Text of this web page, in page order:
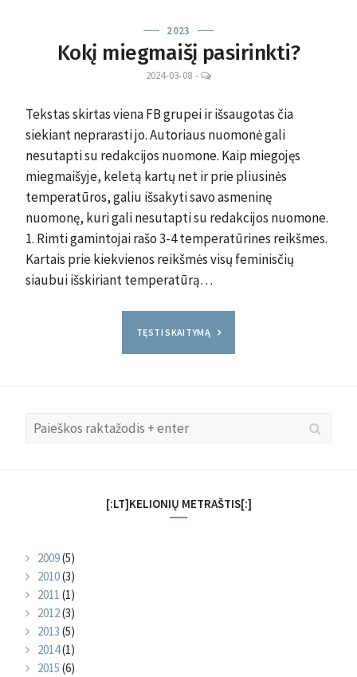
2023
Kokį miegmaišį pasirinkti?
2024-03-08 -
LEAVE
Tekstas skirtas viena FB grupei ir išsaugotas čia
siekiant neprarasti jo. Autoriaus nuomonė gali
nesutapti su redakcijos nuomone. Kaip miegojęs
miegmaišyje, keletą kartų net ir prie pliusinės
temperatūros, galiu išsakyti savo asmeninę
nuomonę, kuri gali nesutapti su redakcijos nuomone.
1. Rimti gamintojai rašo 3-4 temperatūrines reikšmes.
Kartais prie kiekvienos reikšmės visų feminisčių
siaubui išskiriant temperatūrą…
TĘSTI SKAITYMĄ
Search
[:LT]KELIONIŲ METRAŠTIS[:]
2009(5)
2010(3)
2011 (1)
2012(3)
2013 (5)
2014(1)
2015 (6)